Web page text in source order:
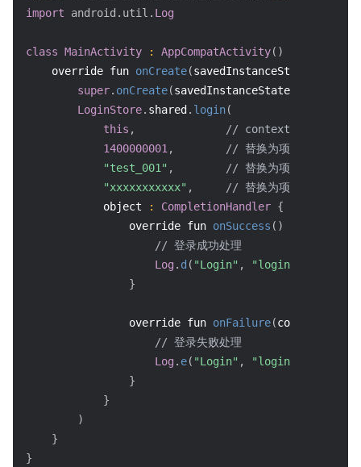
import
android.util. Log
class MainActivity : AppCompatActivity( )
    override fun
onCreate(savedInstanceState
super. onCreate(savedInstanceState
LoginStore. shared . login(
this ,
// context
1400000001,
// 替换为项目的
"test_001" ,
// 替换为项目的 userID
"xxxxxxxxxxx" ,
// 替换为项目的
            object
: CompletionHandler {
                override fun
onSuccess ( )
// 登录成功处理
Log . d ( "Login" , "login success"
}
                override fun
onFailure(code
// 登录失败处理
Log . e( "Login" ,
"login failed,
}
}
)
}
}